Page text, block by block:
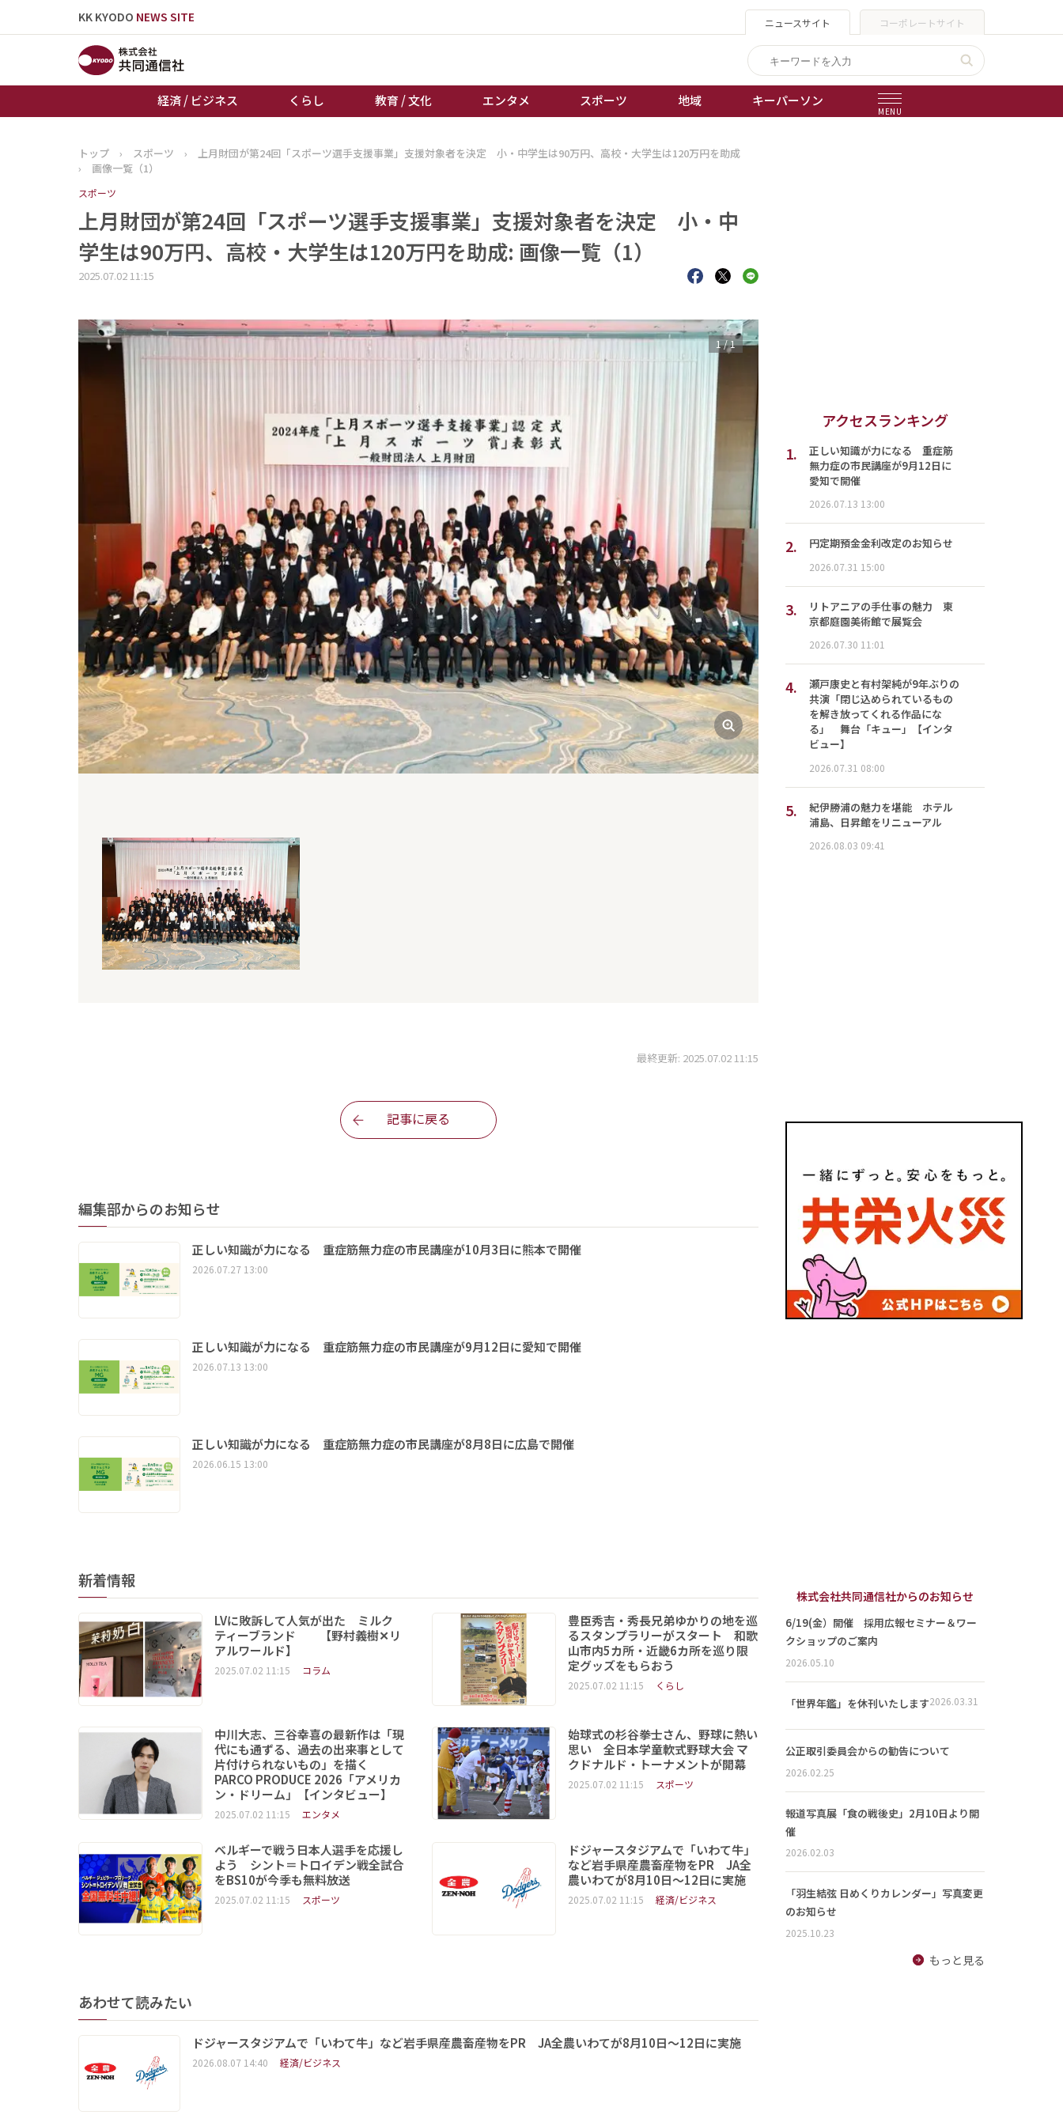
KK KYODO NEWS SITE ニュースサイト コーポレートサイト
経済 / ビジネス くらし 教育 / 文化 エンタメ スポーツ 地域 キーパーソン
MENU
トップページ
経済 / ビジネス
エンタメ
スポーツ
誰もが輝いて働く社会へ
競輪
ボートレース
トップ › スポーツ ›
上月財団が第24回「スポーツ選手支援事業」支援対象者を決定 小・中学生は90万円、高校・大学生は120万円を助成
›
画像一覧（1）
スポーツ
上月財団が第24回「スポーツ選手支援事業」支援対象者を決定 小・中
学生は90万円、高校・大学生は120万円を助成: 画像一覧（1）
2025.07.02 11:15
1/1
最終更新: 2025.07.02 11:15
記事に戻る
編集部からのお知らせ
正しい知識が力になる 重症筋無力症の市民講座が10月3日に熊本で開催
2026.07.27 13:00
正しい知識が力になる 重症筋無力症の市民講座が9月12日に愛知で開催
2026.07.13 13:00
正しい知識が力になる 重症筋無力症の市民講座が8月8日に広島で開催
2026.06.15 13:00
新着情報
LVに敗訴して人気が出た ミルク
ティーブランド 【野村義樹✕リ
アルワールド】
2025.07.02 11:15 コラム
豊臣秀吉・秀長兄弟ゆかりの地を巡
るスタンプラリーがスタート 和歌
山市内5カ所・近畿6カ所を巡り限
定グッズをもらおう
2025.07.02 11:15 くらし
中川大志、三谷幸喜の最新作は「現
代にも通ずる、過去の出来事として
片付けられないもの」を描く
PARCO PRODUCE 2026「アメリカ
ン・ドリーム」【インタビュー】
2025.07.02 11:15 エンタメ
始球式の杉谷拳士さん、野球に熱い
思い 全日本学童軟式野球大会 マ
クドナルド・トーナメントが開幕
2025.07.02 11:15 スポーツ
ベルギーで戦う日本人選手を応援し
よう シント＝トロイデン戦全試合
をBS10が今季も無料放送
2025.07.02 11:15 スポーツ
ドジャースタジアムで「いわて牛」
など岩手県産農畜産物をPR JA全
農いわてが8月10日～12日に実施
2025.07.02 11:15 経済/ビジネス
あわせて読みたい
ドジャースタジアムで「いわて牛」など岩手県産農畜産物をPR JA全農いわてが8月10日～12日に実施
2026.08.07 14:40 経済/ビジネス
アクセスランキング
1.
正しい知識が力になる 重症筋
無力症の市民講座が9月12日に
愛知で開催
2026.07.13 13:00
2. 円定期預金金利改定のお知らせ
2026.07.31 15:00
3.
リトアニアの手仕事の魅力 東
京都庭園美術館で展覧会
2026.07.30 11:01
4.
瀬戸康史と有村架純が9年ぶりの
共演「閉じ込められているもの
を解き放ってくれる作品にな
る」 舞台「キュー」【インタ
ビュー】
2026.07.31 08:00
5.
紀伊勝浦の魅力を堪能 ホテル
浦島、日昇館をリニューアル
2026.08.03 09:41
株式会社共同通信社からのお知らせ
6/19(金）開催 採用広報セミナー＆ワー
クショップのご案内
2026.05.10
「世界年鑑」を休刊いたします2026.03.31
公正取引委員会からの勧告について
2026.02.25
報道写真展「食の戦後史」2月10日より開
催
2026.02.03
「羽生結弦 日めくりカレンダー」写真変更
のお知らせ
2025.10.23
もっと見る